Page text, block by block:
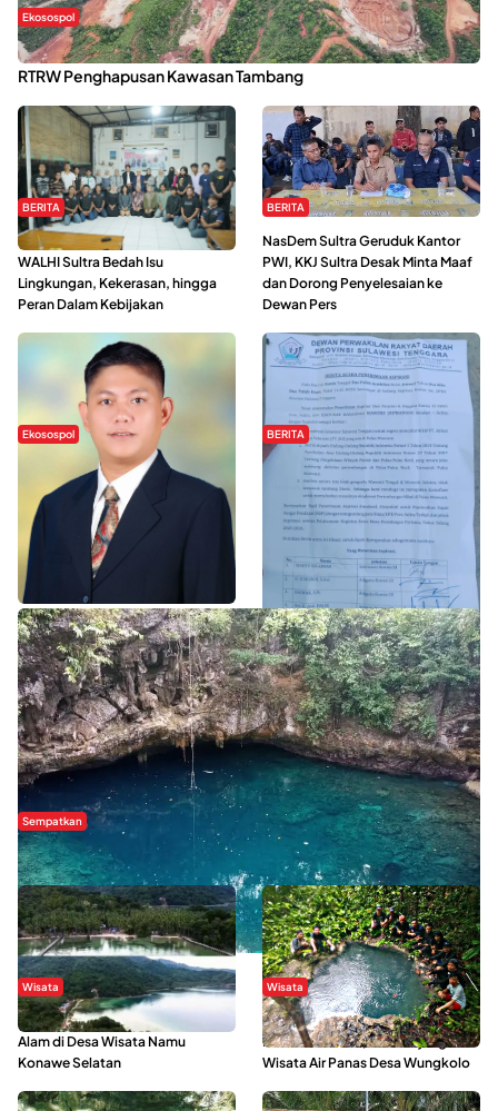
Ekosospol
Kabaena Menanti Kepastian Pemulihan Lingkungan Usai Revisi
RTRW Penghapusan Kawasan Tambang
BERITA
Refleksi Gerakan Perempuan,
WALHI Sultra Bedah Isu
Lingkungan, Kekerasan, hingga
Peran Dalam Kebijakan
BERITA
NasDem Sultra Geruduk Kantor
PWI, KKJ Sultra Desak Minta Maaf
dan Dorong Penyelesaian ke
Dewan Pers
Ekosospol
Slogan Pemberdayaan Lokal
Dinilai Hanya Pemanis, Tokoh
Pemuda Wilalang Kritik Dominasi
Orang Luar
BERITA
Hipmawani Bersama DPRD Sultra
Sepakati RDP Perihal IUP
Pertambangan di Pulau Wawonii
WISATA SULTRA >>
Sempatkan
Danau Rebi-Rebi, Pesona Alam Tersembunyi di Morowali
Wisata
Menikmati Suasana Keindahan
Alam di Desa Wisata Namu
Konawe Selatan
Wisata
Sering Menjadi Tempat Refreshing
Mahasiswa KKN, Yuk Kunjungi
Wisata Air Panas Desa Wungkolo